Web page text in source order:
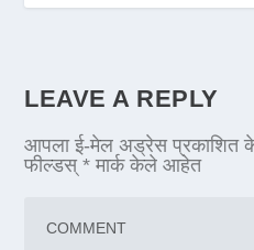
LEAVE A REPLY
आपला ई-मेल अड्रेस प्रकाशित
फील्डस्* मार्क केले आहेत